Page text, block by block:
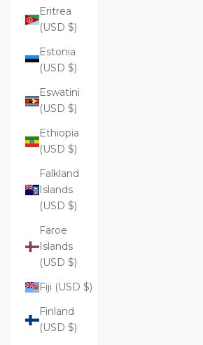
Eritrea
(USD $)
Estonia
(USD $)
Eswatini
(USD $)
Ethiopia
(USD $)
Falkland
Islands
(USD $)
Faroe
Islands
(USD $)
Fiji (USD $)
Finland
(USD $)